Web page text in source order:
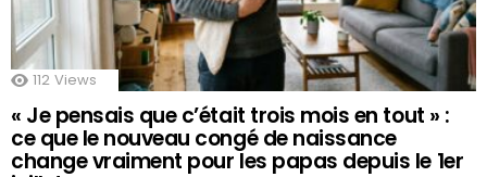
112 Views
« Je pensais que c’était trois mois en tout » :
ce que le nouveau congé de naissance
change vraiment pour les papas depuis le 1er